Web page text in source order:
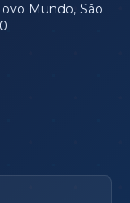
Mundo, São